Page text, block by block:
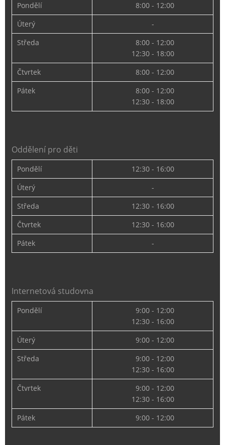
Pondělí
8:00 - 12:00
Úterý
-
Středa
8:00 - 12:00
12:30 - 18:00
Čtvrtek
8:00 - 12:00
Pátek
8:00 - 12:00
12:30 - 18:00
Oddělení pro děti
Pondělí
12:30 - 16:00
Úterý
-
Středa
12:30 - 16:00
Čtvrtek
12:30 - 16:00
Pátek
-
Internetová studovna
Pondělí
9:00 - 12:00
12:30 - 16:00
Úterý
9:00 - 12:00
Středa
9:00 - 12:00
12:30 - 16:00
Čtvrtek
9:00 - 12:00
12:30 - 16:00
Pátek
9:00 - 12:00